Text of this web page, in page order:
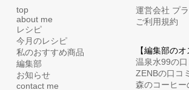
top
about me
レシピ
今月のレシピ
私のおすすめ商品
編集部
お知らせ
contact me
運営会社 プ
ご利用規約
【編集部の
温泉水99の口
ZENBの口コミ
森のコーヒー